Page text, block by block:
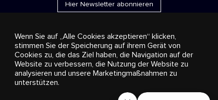
Hier Newsletter abonnieren
Werbung Streaming und Vertrieb
Konsumgüter
Geschäftslösungen
Radio Über uns
Cookies
settings
© 2018-2025 Stingray Group Inc. Alle Rechte vorbehalten.
Wenn Sie auf „Alle Cookies akzeptieren“ klicken,
stimmen Sie der Speicherung auf ihrem Gerät von
Cookies zu, die das Ziel haben, die Navigation auf der
Website zu verbessern, die Nutzung der Website zu
analysieren und unsere Marketingmaßnahmen zu
unterstützen.